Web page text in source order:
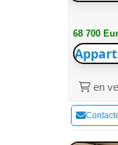
68 700
en